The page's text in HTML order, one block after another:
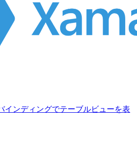
インディングでテーブルビューを表